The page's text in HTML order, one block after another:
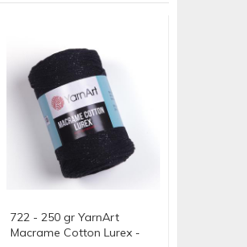
722 - 250 gr YarnArt
Macrame Cotton Lurex -